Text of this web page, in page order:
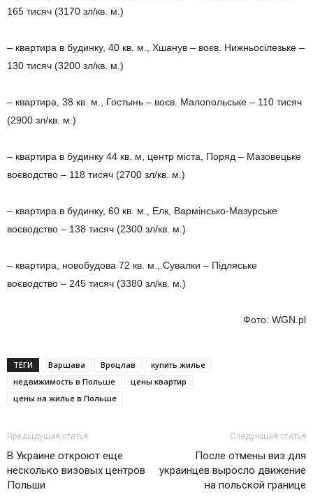
165 тисяч (3170 зл/кв. м.)
– квартира в будинку, 40 кв. м., Хшанув – воєв. Нижньосілезьке –
130 тисяч (3200 зл/кв. м.)
– квартира, 38 кв. м., Гостынь – воєв. Малопольське – 110 тисяч
(2900 зл/кв. м.)
– квартира в будинку 44 кв. м, центр міста, Поряд – Мазовецьке
воєводство – 118 тисяч (2700 зл/кв. м.)
– квартира в будинку, 60 кв. м., Елк, Вармінсько-Мазурське
воєводство – 138 тисяч (2300 зл/кв. м.)
– квартира, новобудова 72 кв. м., Сувалки – Підляське
воєводство – 245 тисяч (3380 зл/кв. м.)
Фото: WGN.pl
ТЕГИ Варшава Вроцлав
купить жилье
недвижимость в Польше
цены квартир
цены на жилье в Польше
Предыдущая статья
В Украине откроют еще
несколько визовых центров
Польши
Следующая статья
После отмены виз для
украинцев выросло движение
на польской границе